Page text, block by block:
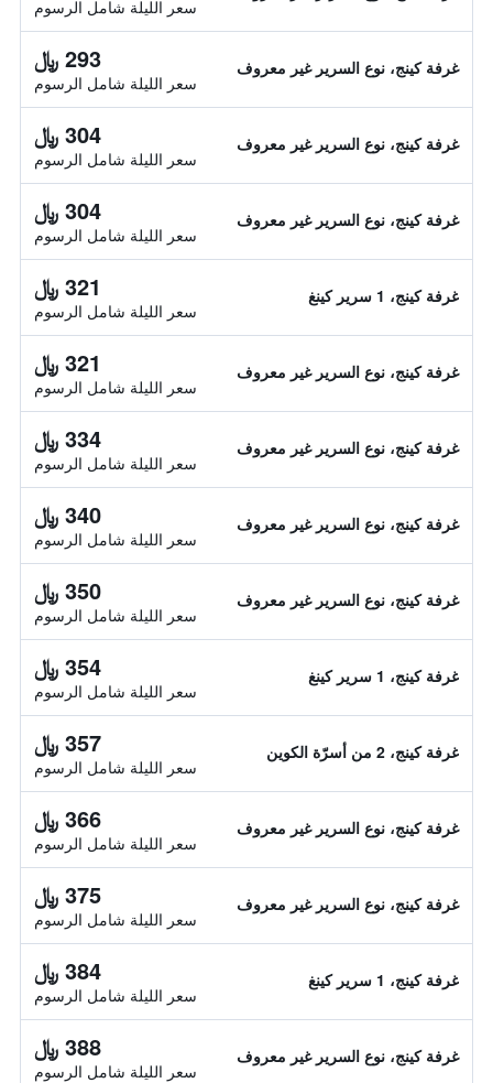
سعر الليلة شامل الرسوم
غرفة كينج، نوع السرير غير معروف 293 ﷼
سعر الليلة شامل الرسوم
غرفة كينج، نوع السرير غير معروف 304 ﷼
سعر الليلة شامل الرسوم
غرفة كينج، نوع السرير غير معروف 304 ﷼
سعر الليلة شامل الرسوم
غرفة كينج، 1 سرير كينغ 321 ﷼
سعر الليلة شامل الرسوم
غرفة كينج، نوع السرير غير معروف 321 ﷼
سعر الليلة شامل الرسوم
غرفة كينج، نوع السرير غير معروف 334 ﷼
سعر الليلة شامل الرسوم
غرفة كينج، نوع السرير غير معروف 340 ﷼
سعر الليلة شامل الرسوم
غرفة كينج، نوع السرير غير معروف 350 ﷼
سعر الليلة شامل الرسوم
غرفة كينج، 1 سرير كينغ 354 ﷼
سعر الليلة شامل الرسوم
غرفة كينج، 2 من أسرّة الكوين 357 ﷼
سعر الليلة شامل الرسوم
غرفة كينج، نوع السرير غير معروف 366 ﷼
سعر الليلة شامل الرسوم
غرفة كينج، نوع السرير غير معروف 375 ﷼
سعر الليلة شامل الرسوم
غرفة كينج، 1 سرير كينغ 384 ﷼
سعر الليلة شامل الرسوم
غرفة كينج، نوع السرير غير معروف 388 ﷼
سعر الليلة شامل الرسوم